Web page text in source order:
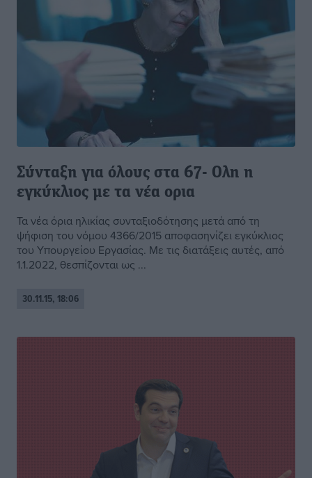
Σύνταξη για όλους στα 67- Ολη η
εγκύκλιος με τα νέα ορια
Τα νέα όρια ηλικίας συνταξιοδότησης μετά από τη
ψήφιση του νόμου 4366/2015 αποφασηνίζει εγκύκλιος
του Υπουργείου Εργασίας. Με τις διατάξεις αυτές, από
1.1.2022, θεσπίζονται ως ...
30.11.15, 18:06